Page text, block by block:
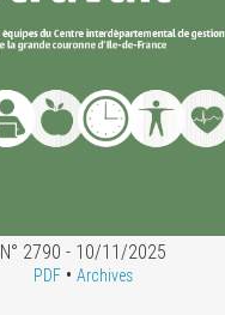
N° 2790 - 10/11/2025
PDF• Archives